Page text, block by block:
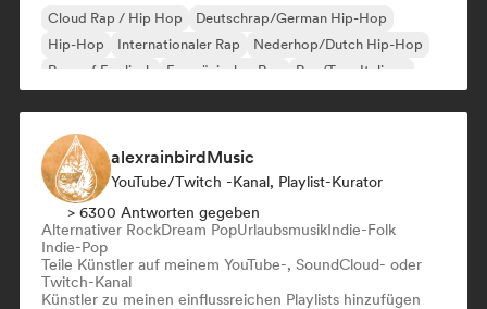
Cloud Rap / Hip Hop
Deutschrap/German Hip-Hop
Hip-Hop
Internationaler Rap
Nederhop/Dutch Hip-Hop
Rap auf Englisch
Französischer Rap Rap/Trap Italiano
alexrainbirdMusic
YouTube/Twitch -Kanal, Playlist-Kurator
> 6300 Antworten gegeben
Alternativer RockDream PopUrlaubsmusikIndie-Folk
Indie-Pop
Teile Künstler auf meinem YouTube-, SoundCloud- oder
Twitch-Kanal
Künstler zu meinen einflussreichen Playlists hinzufügen